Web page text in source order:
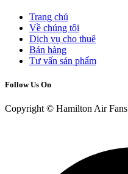
Trang chủ
Về chúng tôi
Dịch vụ cho thuê
Bán hàng
Tư vấn sản phẩm
Follow Us On
Copyright © Hamilton Air Fans